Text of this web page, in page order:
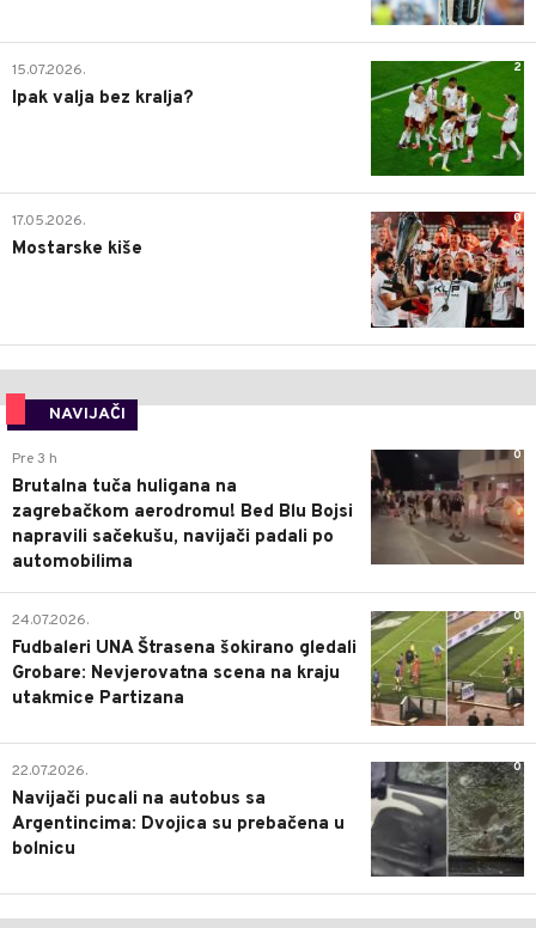
2
15.07.2026.
Ipak valja bez kralja?
0
17.05.2026.
Mostarske kiše
NAVIJAČI
0
Pre 3 h
Brutalna tuča huligana na
zagrebačkom aerodromu! Bed Blu Bojsi
napravili sačekušu, navijači padali po
automobilima
0
24.07.2026.
Fudbaleri UNA Štrasena šokirano gledali
Grobare: Nevjerovatna scena na kraju
utakmice Partizana
0
22.07.2026.
Navijači pucali na autobus sa
Argentincima: Dvojica su prebačena u
bolnicu